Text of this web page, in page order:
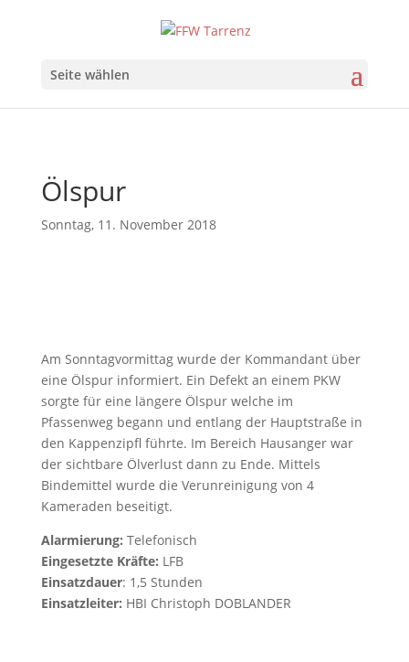
Seite wählen
Ölspur
Sonntag, 11. November 2018
Am Sonntagvormittag wurde der Kommandant über
eine Ölspur informiert. Ein Defekt an einem PKW
sorgte für eine längere Ölspur welche im
Pfassenweg begann und entlang der Hauptstraße in
den Kappenzipfl führte. Im Bereich Hausanger war
der sichtbare Ölverlust dann zu Ende. Mittels
Bindemittel wurde die Verunreinigung von 4
Kameraden beseitigt.
Alarmierung: Telefonisch
Eingesetzte Kräfte: LFB
Einsatzdauer: 1,5 Stunden
Einsatzleiter: HBI Christoph DOBLANDER